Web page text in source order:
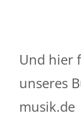
Und hier
unseres
musik.de